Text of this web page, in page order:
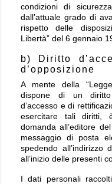
condizioni di
dall’attuale grado di
rispetto delle
Libertà” del 6 gennaio
b) Diritto
d’opposizione
A mente della
dispone di un diritto
d’accesso e di
esercitare tali diritti,
domanda all’editore
messaggio di posta
spedendo all’indirizzo
all’inizio delle presenti
I dati personali